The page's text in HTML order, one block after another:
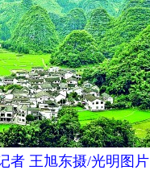
者 王旭东摄/光明图片